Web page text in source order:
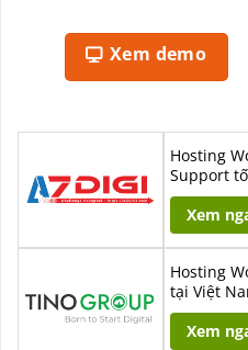
là:
Xem demo
Hosting
Support
Xem
Hosting
tại Việt
Xem